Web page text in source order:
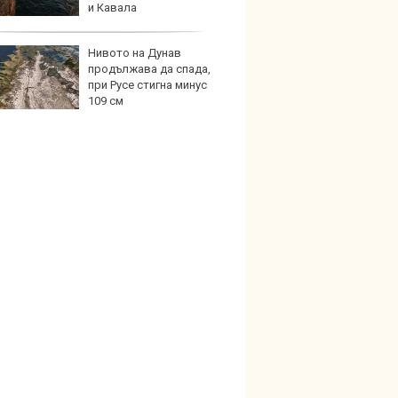
и Кавала
Нивото на Дунав
продължава да спада,
при Русе стигна минус
109 см